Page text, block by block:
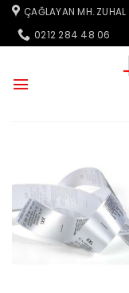
İçeriğe
atla
ÇAĞLAYAN MH.
0212 284 48 06